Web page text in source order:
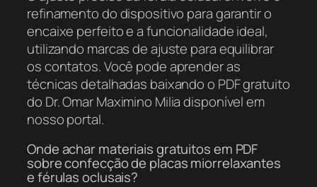
refinamento do dispositivo para garantir o
encaixe perfeito e a funcionalidade ideal,
utilizando marcas de ajuste para equilibrar
os contatos. Você pode aprender as
técnicas detalhadas baixando o PDF gratuito
do Dr. Omar Maximino Milia disponível em
nosso portal.
Onde achar materiais gratuitos em PDF
sobre confecção de placas miorrelaxantes
e férulas oclusais?